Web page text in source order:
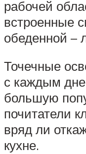
рабочей
встроенные
обеденной –
Точечные
с каждым
большую
почитатели
вряд ли
кухне.